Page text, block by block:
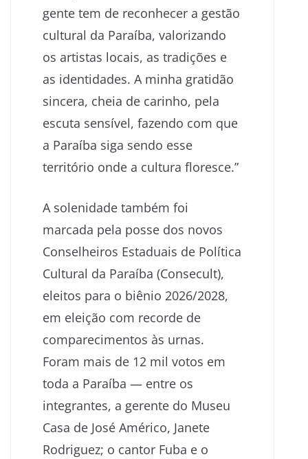
gente tem de reconhecer a gestão
cultural da Paraíba, valorizando
os artistas locais, as tradições e
as identidades. A minha gratidão
sincera, cheia de carinho, pela
escuta sensível, fazendo com que
a Paraíba siga sendo esse
território onde a cultura floresce.”
A solenidade também foi
marcada pela posse dos novos
Conselheiros Estaduais de Política
Cultural da Paraíba (Consecult),
eleitos para o biênio 2026/2028,
em eleição com recorde de
comparecimentos às urnas.
Foram mais de 12 mil votos em
toda a Paraíba — entre os
integrantes, a gerente do Museu
Casa de José Américo, Janete
Rodriguez; o cantor Fuba e o